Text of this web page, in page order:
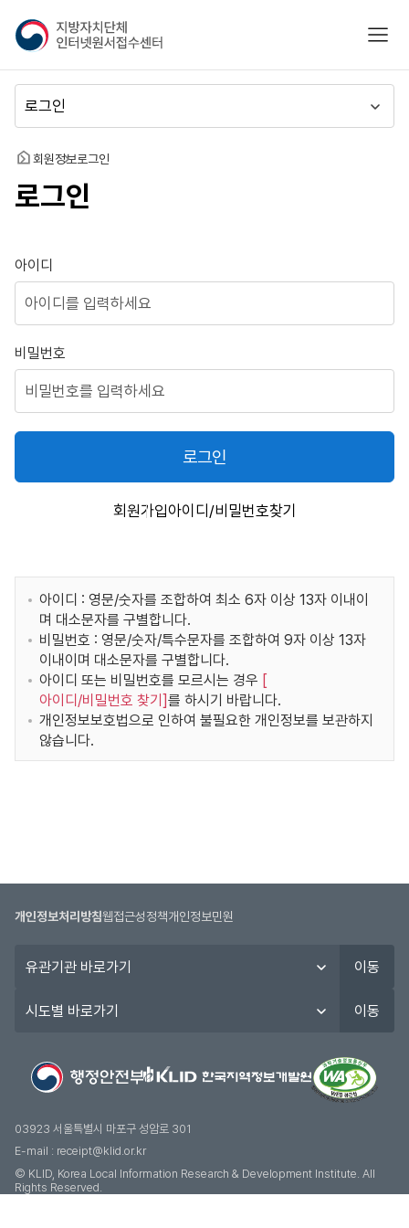
지
방
자
치
단
체
인
넷
접
수
센
모바
뉴
동
홈 회원정보로그인
로그인
로그인
아이디
비밀번호
로그인
회원가입아이디/비밀번호찾기
아이디 : 영문/숫자를 조합하여 최소 6자 이상 13자 이내이
며 대소문자를 구별합니다.
비밀번호 : 영문/숫자/특수문자를 조합하여 9자 이상 13자
이내이며 대소문자를 구별합니다.
아이디 또는 비밀번호를 모르시는 경우 [
아이디/비밀번호 찾기 ]를 하시기 바랍니다.
개인정보보호법으로 인하여 불필요한 개인정보를 보관하지
않습니다.
개인정보처리방침웹접근성정책개인정보민원
관
이동
도
기
이동
03923 서울특별시 마포구 성암로 301
E-mail : receipt@klid.or.kr
© KLID, Korea Local Information Research & Development Institute. AII
Rights Reserved.